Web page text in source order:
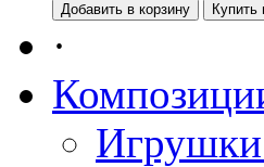
Добавить в корзину Купить
·
Игрушки